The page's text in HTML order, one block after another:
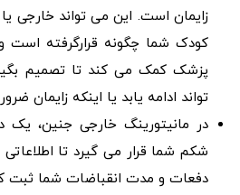
زایمان است. این می تواند خارجی
کودک شما چگونه قرارگرفته
پزشک کمک می کند تا تصمیم
تواند ادامه یابد یا اینکه زایمان
در مانیتورینگ خارجی جنین، یک
شکم شما قرار می گیرد تا
دفعات و مدت انقباضات شما ثبت